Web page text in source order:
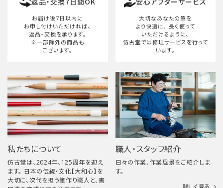
検索する
お届け後7日以内に
お申し付けいただければ、
返品・交換を承ります。
※一部除外の商品も
ございます。
大切なあなたの筆を
より快適に、 長く使って
いただけるように、
仿古堂では修理サービスを行って
います。
私たちについて
仿古堂は、2024年、125周年を迎え
ます。 日本の伝統・文化【大和心】を
大切に、次代を担う筆作り職人と、書
職人・スタッフ紹介
日々の作業、作業風景をご紹介しま
す。